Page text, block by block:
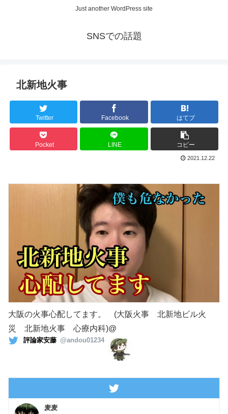
Just another WordPress site
SNSでの話題
北新地火事
Twitter Facebook はてブ
Pocket LINE コピー
2021.12.22
大阪の火事心配してます。 (大阪火事 北新地ビル火
災 北新地火事 心療内科)@
評論家安藤 @andou01234
麦麦